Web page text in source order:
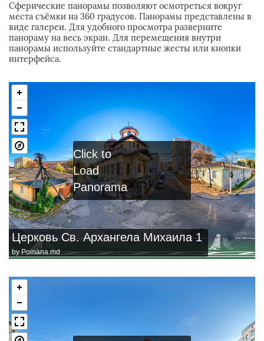
Сферические панорамы позволяют осмотреться вокруг
места съёмки на 360 градусов. Панорамы представлены в
виде галереи. Для удобного просмотра разверните
панораму на весь экран. Для перемещения внутри
панорамы используйте стандартные жесты или кнопки
интерфейса.
Церковь Св. Архангела Михаила 1
byPomana.md
Click to
Load
Panorama